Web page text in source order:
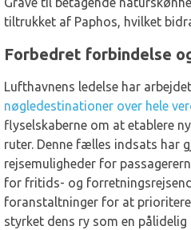
tiltrukket af Paphos, hvilket
Forbedret forbindelse
Lufthavnens ledelse har
nøgledestinationer over hele
flyselskaberne om at etablere
ruter. Denne fælles indsats har
rejsemuligheder for
for fritids- og
foranstaltninger for at
styrket dens ry som en